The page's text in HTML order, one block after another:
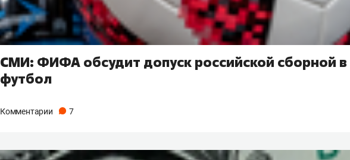
СМИ: ФИФА обсудит допуск российской сборной
футбол
Комментарии 7